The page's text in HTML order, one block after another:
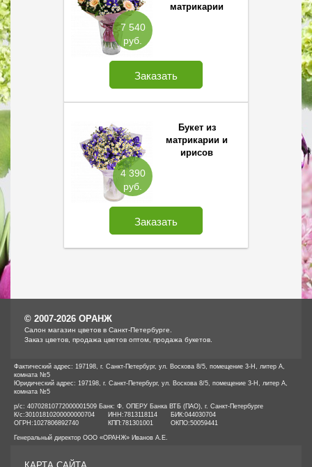
7 540
руб.
матрикарии
Заказать
4 390
руб.
Букет из
матрикарии и
ирисов
Заказать
© 2007-2026 ОРАНЖ
Cалон магазин цветов в Санкт-Петербурге.
Заказ цветов, продажа цветов оптом, продажа букетов.
Фактический адрес: 197198, г. Санкт-Петербург, ул. Воскова 8/5, помещение 3-Н, литер А,
комната №5
Юридический адрес: 197198, г. Санкт-Петербург, ул. Воскова 8/5, помещение 3-Н, литер А,
комната №5
р/с: 40702810772000001509 Банк: Ф. ОПЕРУ Банка ВТБ (ПАО), г. Санкт-Петербурге
К/с:30101810200000000704 ИНН:7813118114 БИК:044030704
ОГРН: 1027806892740 КПП:781301001 ОКПО:50059441
Генеральный директор ООО «ОРАНЖ» Иванов А.Е.